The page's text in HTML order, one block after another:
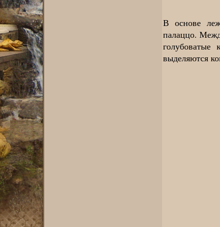
В основе
палаццо.
голубоватые
выделяются